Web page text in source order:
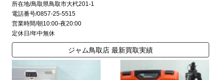
所在地/鳥取県鳥取市大杙201-1
電話番号/0857-25-5515
営業時間/朝10:00-夜20:00
定休日/年中無休
ジャム鳥取店 最新買取実績